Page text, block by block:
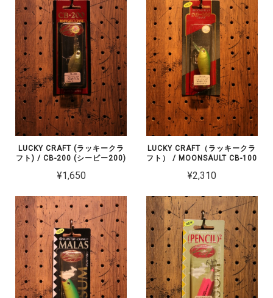
LUCKY CRAFT (ラッキークラ
フト) / CB-200 (シービー200)
¥1,650
LUCKY CRAFT（ラッキークラ
フト） / MOONSAULT CB-100
¥2,310